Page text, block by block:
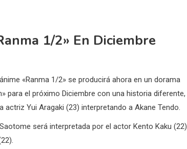
1/2» En Diciembre
«Ranma 1/2» se producirá ahora en un dorama
para el próximo Diciembre con una historia diferente,
actriz Yui Aragaki (23) interpretando a Akane Tendo.
será interpretada por el actor Kento Kaku (22)